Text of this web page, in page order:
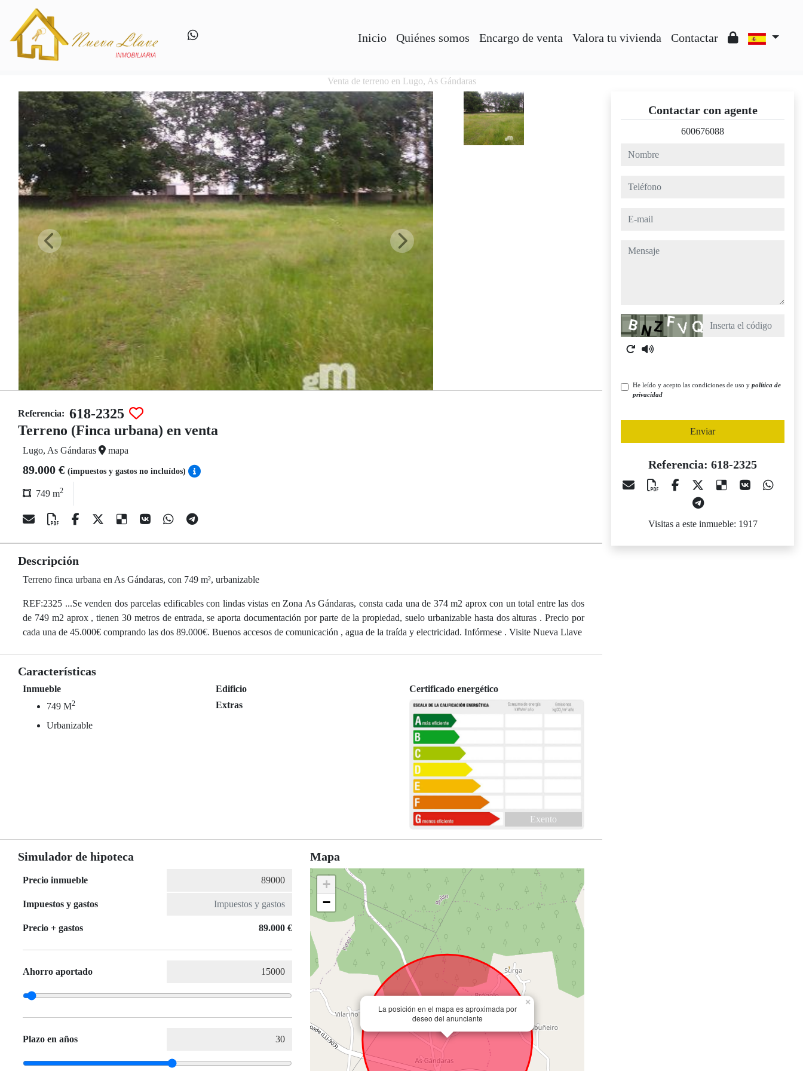
Inicio Quiénes somos Encargo de venta Valora tu vivienda Contactar
Venta de terreno en Lugo, As Gándaras
Referencia: 618-2325
Terreno (Finca urbana) en venta
Lugo, As Gándaras mapa
89.000 € (impuestos y gastos no incluídos)
749 m2
Descripción
Terreno finca urbana en As Gándaras, con 749 m², urbanizable
REF:2325 ...Se venden dos parcelas edificables con lindas vistas en Zona As Gándaras, consta cada una de 374 m2 aprox con un total entre las dos
de 749 m2 aprox , tienen 30 metros de entrada, se aporta documentación por parte de la propiedad, suelo urbanizable hasta dos alturas . Precio por
cada una de 45.000€ comprando las dos 89.000€. Buenos accesos de comunicación , agua de la traída y electricidad. Infórmese . Visite Nueva Llave
Características
Inmueble
749 M2
Urbanizable
Edificio
Extras
Certificado energético
Exento
Simulador de hipoteca
Precio inmueble
Impuestos y gastos
Precio + gastos 89.000 €
Ahorro aportado
Plazo en años
Mapa
La posición en el mapa es aproximada por
deseo del anunciante
×
+
−
Contactar con agente
600676088
nombre
teléfono
e-mail
mensaje
Captcha
He leído y acepto las condiciones de uso y política de
privacidad
Enviar
Referencia: 618-2325
Visitas a este inmueble: 1917